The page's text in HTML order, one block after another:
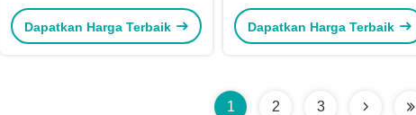
Dapatkan Harga Terbaik
Kantong Kertas Kraft Kantong
Dokumen Dengan Logo Cetak
Dapatkan Harga Terbaik
1 2 3